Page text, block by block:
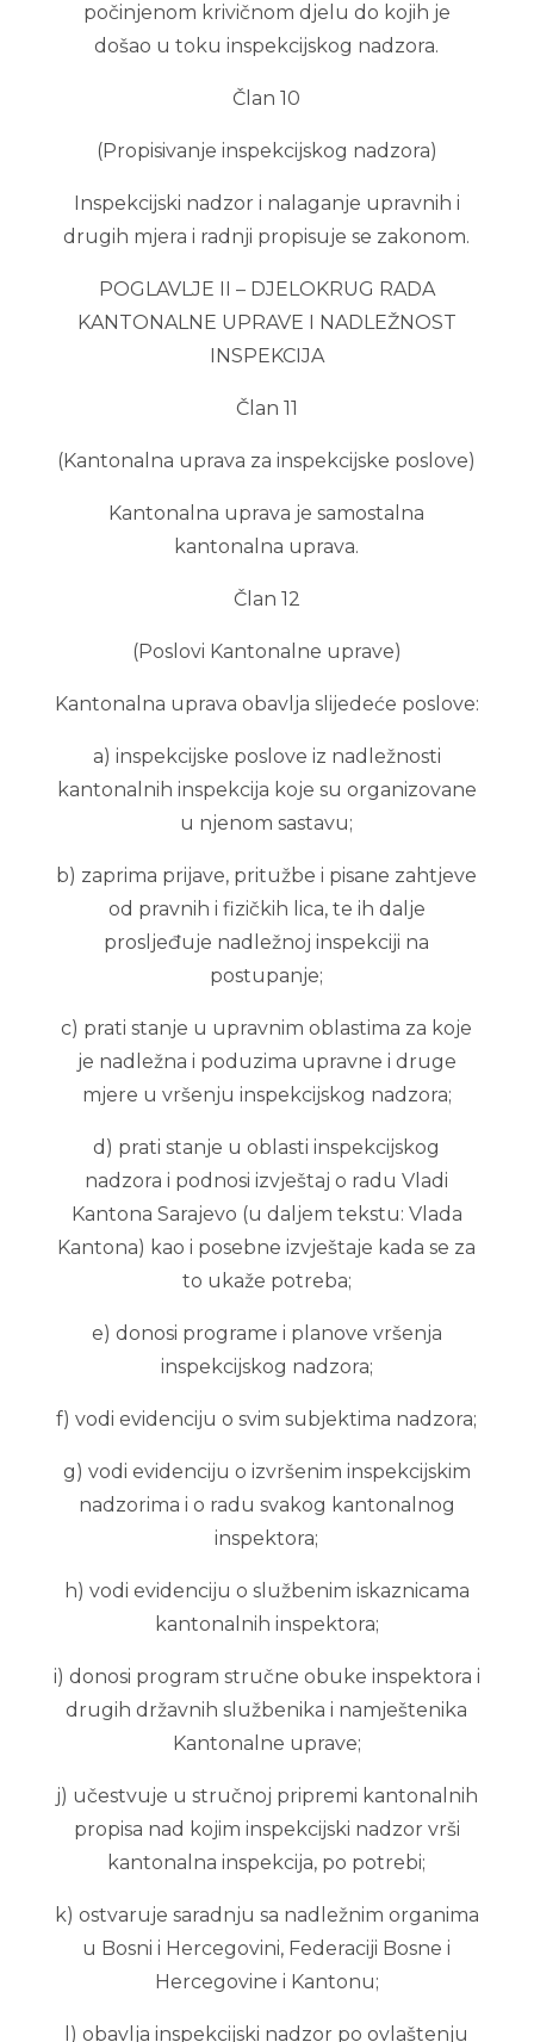
počinjenom krivičnom djelu do kojih je
došao u toku inspekcijskog nadzora.
Član 10
(Propisivanje inspekcijskog nadzora)
Inspekcijski nadzor i nalaganje upravnih i
drugih mjera i radnji propisuje se zakonom.
POGLAVLJE II – DJELOKRUG RADA
KANTONALNE UPRAVE I NADLEŽNOST
INSPEKCIJA
Član 11
(Kantonalna uprava za inspekcijske poslove)
Kantonalna uprava je samostalna
kantonalna uprava.
Član 12
(Poslovi Kantonalne uprave)
Kantonalna uprava obavlja slijedeće poslove:
a) inspekcijske poslove iz nadležnosti
kantonalnih inspekcija koje su organizovane
u njenom sastavu;
b) zaprima prijave, pritužbe i pisane zahtjeve
od pravnih i fizičkih lica, te ih dalje
prosljeđuje nadležnoj inspekciji na
postupanje;
c) prati stanje u upravnim oblastima za koje
je nadležna i poduzima upravne i druge
mjere u vršenju inspekcijskog nadzora;
d) prati stanje u oblasti inspekcijskog
nadzora i podnosi izvještaj o radu Vladi
Kantona Sarajevo (u daljem tekstu: Vlada
Kantona) kao i posebne izvještaje kada se za
to ukaže potreba;
e) donosi programe i planove vršenja
inspekcijskog nadzora;
f) vodi evidenciju o svim subjektima nadzora;
g) vodi evidenciju o izvršenim inspekcijskim
nadzorima i o radu svakog kantonalnog
inspektora;
h) vodi evidenciju o službenim iskaznicama
kantonalnih inspektora;
i) donosi program stručne obuke inspektora i
drugih državnih službenika i namještenika
Kantonalne uprave;
j) učestvuje u stručnoj pripremi kantonalnih
propisa nad kojim inspekcijski nadzor vrši
kantonalna inspekcija, po potrebi;
k) ostvaruje saradnju sa nadležnim organima
u Bosni i Hercegovini, Federaciji Bosne i
Hercegovine i Kantonu;
l) obavlja inspekcijski nadzor po ovlaštenju